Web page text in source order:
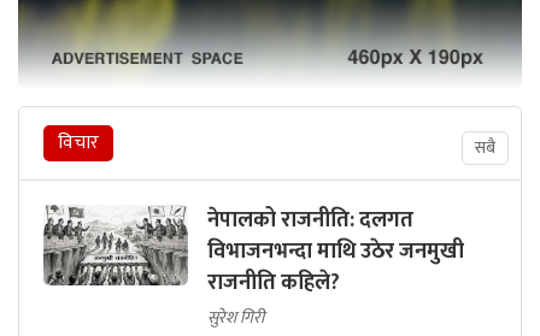
विचार सबै
नेपालको राजनीति: दलगत
विभाजनभन्दा माथि उठेर जनमुखी
राजनीति कहिले?
सुरेश गिरी